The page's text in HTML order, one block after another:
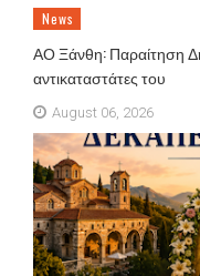
News
ΑΟ Ξάνθη: Παραίτηση
αντικαταστάτες του
August 06, 2026